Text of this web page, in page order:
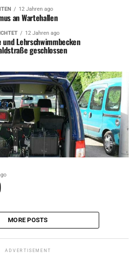
12 Jahren ago
an Wartehallen
12 Jahren ago
und Lehrschwimmbecken
geschlossen
MORE POSTS
ADVERTISEMENT